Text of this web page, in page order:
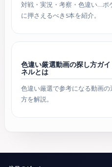
対戦・実況・考察・色違い…ポ
に押さえるべき5本を紹介。
色違い厳選動画の探し方ガ
ネルとは
色違い厳選で参考になる動画
方を解説。